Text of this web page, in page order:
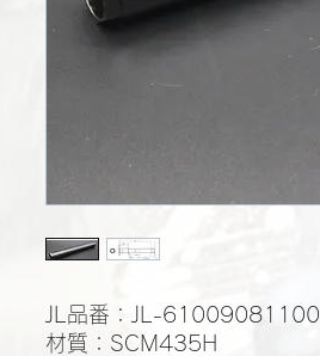
JL品番：JL-61009081100
材質：SCM435H